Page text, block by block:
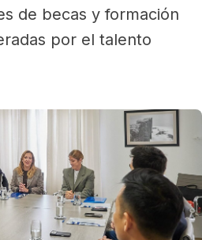
de becas y formación
por el talento